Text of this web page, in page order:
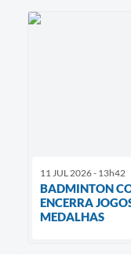
11 JUL 2026 - 13h42
BADMINTON
ENCERRA
MEDALHAS